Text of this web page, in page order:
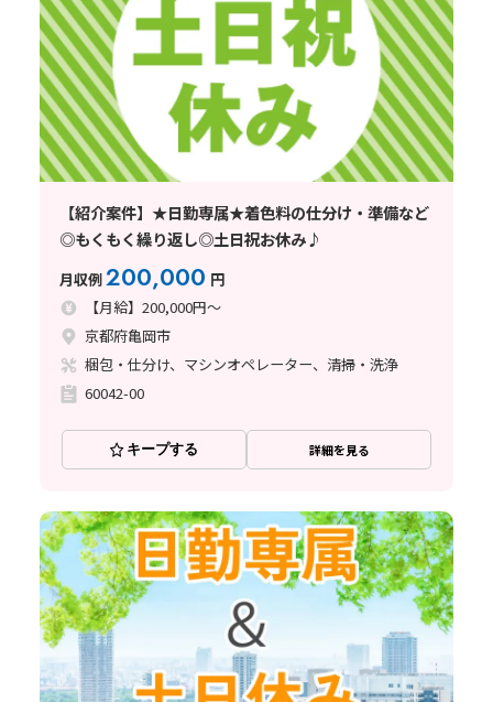
【紹介案件】★日勤専属★着色料の仕分け・準備など
◎もくもく繰り返し◎土日祝お休み♪
月収例200,000 円
【月給】200,000円～
京都府亀岡市
梱包・仕分け、マシンオペレーター、清掃・洗浄
60042-00
キープする 詳細を見る